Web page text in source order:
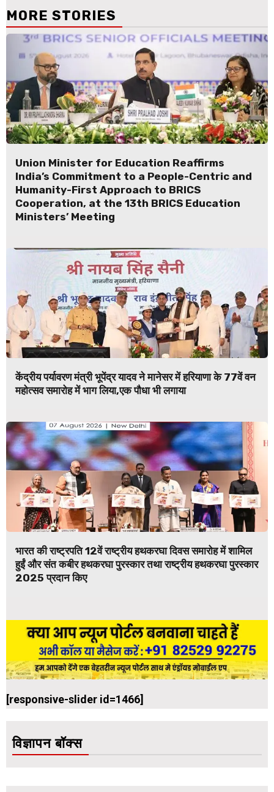
MORE STORIES
Union Minister for Education Reaffirms
India’s Commitment to a People-Centric and
Humanity-First Approach to BRICS
Cooperation, at the 13th BRICS Education
Ministers’ Meeting
केंद्रीय पर्यावरण मंत्री भूपेंद्र यादव ने मानेसर में हरियाणा के 77वें वन
महोत्सव समारोह में भाग लिया,एक पौधा भी लगाया
भारत की राष्ट्रपति 12वें राष्ट्रीय हथकरघा दिवस समारोह में शामिल
हुईं और संत कबीर हथकरघा पुरस्कार तथा राष्ट्रीय हथकरघा पुरस्कार
2025 प्रदान किए
[responsive-slider id=1466]
विज्ञापन बॉक्स